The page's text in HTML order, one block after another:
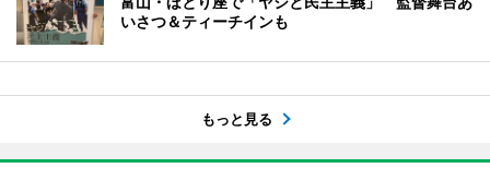
いさつ＆ティーチインも
もっと見る